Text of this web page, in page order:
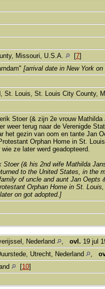
Missouri, U.S.A. [7]
[arrival date in New York
St. Louis, St. Louis City County,
Stoer (& zijn 2e vrouw
weer terug naar de Verenigde
het gezin van oom en tante Jan
Orphan Home in St.
ze later werd geadopteerd.
(& his 2nd wife Mathilda
to the United States, in
of uncle and aunt Jan
Orphan Home in St.
on got adopted.]
Nederland ovl. 19 jul
Utrecht, Nederland
[10]